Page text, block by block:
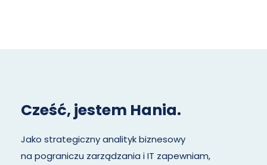
Cześć, jestem Hania.
Jako strategiczny analityk biznesowy
na pograniczu zarządzania i IT zapewniam,